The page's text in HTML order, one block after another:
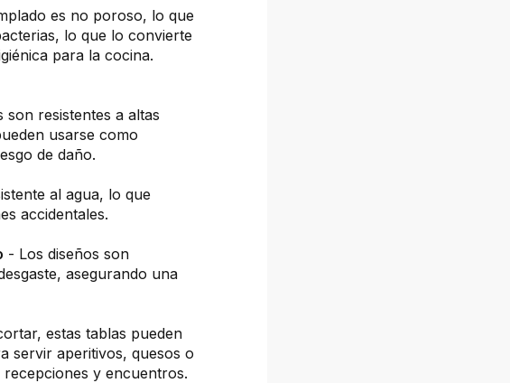
es no poroso, lo que
lo que lo convierte
para la cocina.
son resistentes a altas
usarse como
de daño.
al agua, lo que
accidentales.
- Los diseños son
asegurando una
estas tablas pueden
servir aperitivos, quesos o
y encuentros.